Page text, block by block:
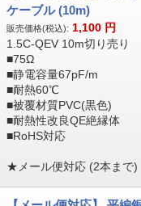
ケーブル (10m)
販売価格(税込): 1,100 円
1.5C-QEV 10m切り売り
■75Ω
■静電容量67pF/m
■耐熱60℃
■被覆材質PVC(黒色)
■耐熱性改良QE絶縁体
■RoHS対応
★メール便対応 (2本まで)